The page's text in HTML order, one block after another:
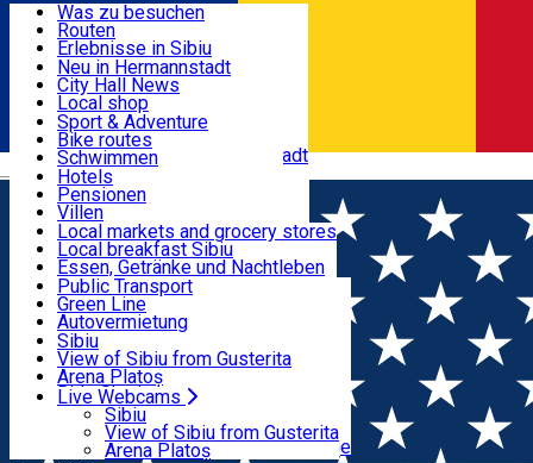
Română
Nützliche informationen
Aktivitäten & Abenteuer
Unterkunft
Essen, Getränke & Nachtleben
Transport & Parken
Live Webcams
Was zu besuchen
Routen
Erlebnisse in Sibiu
Podcast
Kultur
Museen
Kirchen
Parks, Zoo
Im Umkreis von Hermannstadt
Neu in Hermannstadt
City Hall News
Local shop
Sibiu Handwerker
Sibiul Verde
Public services
Bildung
Wie komme ich nach Sibiu?
Touristeninfo
Reiseführer
Guided tours
Local publication
Schönheitssalon
Sport & Adventure
Bike routes
Schwimmen
Reiten
Fitnessstudio
Loc de joacă indoor
Loc de joacă outdoor
Ski
Eislaufen
Yoga
Hotels
Pensionen
Villen
Hostels
Motels
Camping
Zimmer zu vermieten
Wohnungen
Unterkunft außerhalb von Sibiu
Local markets and grocery stores
Local breakfast Sibiu
Essen, Getränke und Nachtleben
Pizza
Fast Food
Kaffeestube
Konditorei
Pub, Bar
Nachtclubs
Bäckerei
Public Transport
Green Line
Autovermietung
Fahrad verleih
Scooter rentals
Taxi
Ride Sharing
Park-Tickets
Parkplätze
Ladestationen für Elektrofahrzeuge
Sibiu
View of Sibiu from Gusterita
Arena Platoș
Live Webcams
Sibiu
View of Sibiu from Gusterita
Arena Platoș
Home Camping
Camping and glamping Ananas in
Cisnadioara